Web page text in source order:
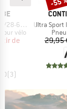
630 SV 15
vélo
réduit
de
(3)
Article
Ultra Sport III 28''
29,95